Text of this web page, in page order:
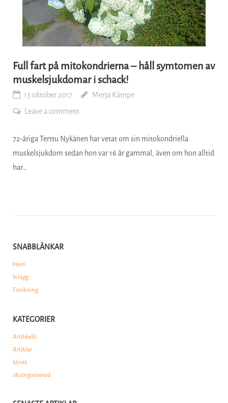
Full fart på mitokondrierna – håll symtomen av
muskelsjukdomar i schack!
13 oktober 2017
Merja Kämpe
Leave a comment
72-åriga Terttu Nykänen har vetat om sin mitokondriella
muskelsjukdom sedan hon var 16 år gammal, även om hon alltid
har…
SNABBLÄNKAR
Hem
Inlägg
Forskning
KATEGORIER
Artikkelit
Artiklar
Idrott
okategoriserad